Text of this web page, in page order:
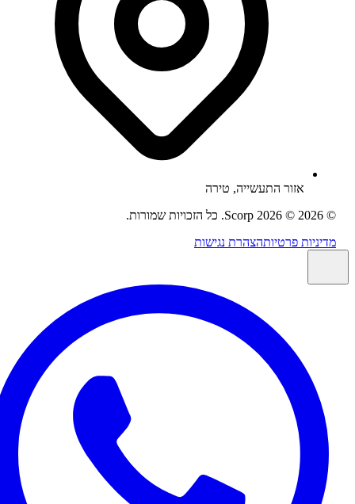
אזור התעשייה, טירה
2026 © 2026 Scorp. כל הזכויות שמורות.
פרטיותהצהרת נגישות